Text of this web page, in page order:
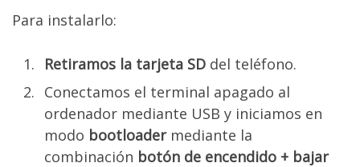
Para instalarlo:
Retiramos la tarjeta SD del teléfono.
Conectamos el terminal apagado al
ordenador mediante USB y iniciamos en
modo bootloadermediante la
combinación botón de encendido + bajar